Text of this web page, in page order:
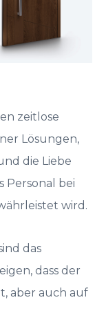
zeitlose
Lösungen,
die Liebe
Personal bei
wird.
das
dass der
aber auch auf